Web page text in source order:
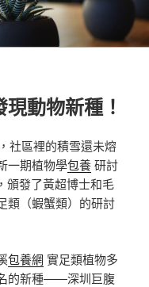
動物新種！
社區裡的積雪還未熔
一期植物學包養研討
頒發了黃超博士和毛
類（蝦蟹類）的研討
包養網 實足類植物多
的新種——深圳巨腹